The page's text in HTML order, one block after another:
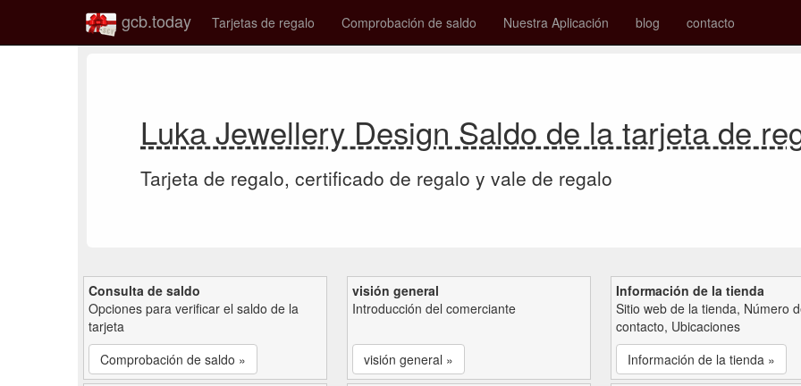
gcb.today Tarjetas de regalo Comprobación de saldo Nuestra Aplicación blog contacto
Luka Jewellery Design Saldo de la tarjeta de
Tarjeta de regalo, certificado de regalo y vale de regalo
Consulta de saldo
Opciones para verificar el saldo de la
tarjeta
Comprobación de saldo »
visión general
Introducción del comerciante
visión general »
Información de la tienda
Sitio web de la tienda, Número
contacto, Ubicaciones
Información de la tienda »